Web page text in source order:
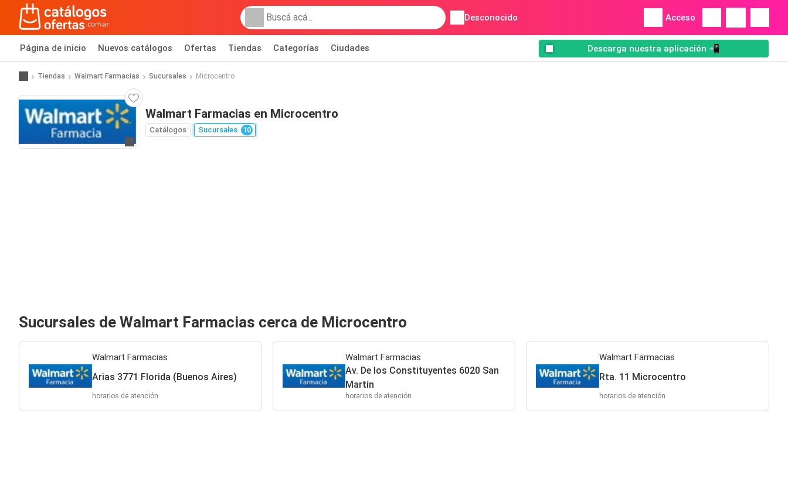
Desconocido Acceso
Página de inicio Nuevos catálogos Ofertas Tiendas Categorías Ciudades Descarga nuestra aplicación 📲
Tiendas Walmart Farmacias Sucursales Microcentro
Ir a la página web
Walmart Farmacias en Microcentro
Catálogos Sucursales 10
Sucursales de Walmart Farmacias cerca de Microcentro
Walmart Farmacias
Arias 3771 Florida (Buenos Aires)
horarios de atención
Walmart Farmacias
Av. De los Constituyentes 6020 San
Martín
horarios de atención
Walmart Farmacias
Rta. 11 Microcentro
horarios de atención